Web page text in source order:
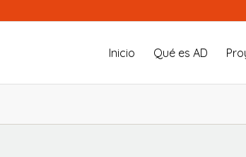
Inicio Qué es AD